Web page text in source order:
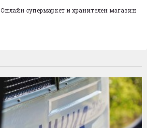
Онлайн супермаркет и хранителен магазин